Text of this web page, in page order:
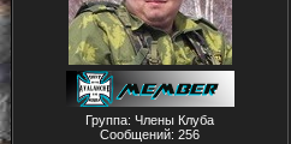
Группа: Члены Клуба
Сообщений:256